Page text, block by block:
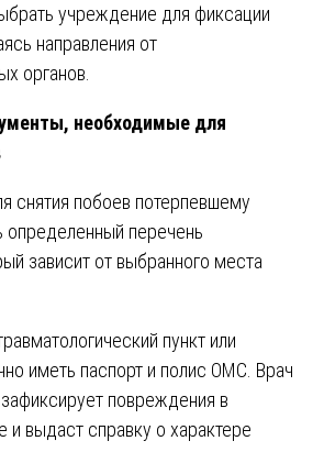
учреждение для фиксации
направления от
органов.
необходимые для
снятия побоев потерпевшему
перечень
зависит от выбранного места
пункт или
иметь паспорт и полис ОМС. Врач
повреждения в
и выдаст справку о характере